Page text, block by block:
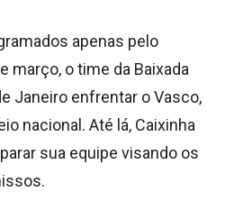
apenas pelo
março, o time da Baixada
Janeiro enfrentar o Vasco,
nacional. Até lá, Caixinha
sua equipe visando os